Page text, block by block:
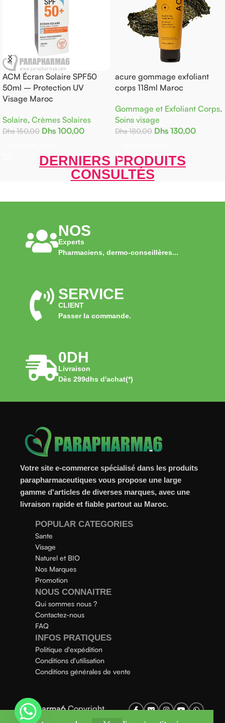
SPF50
UV
acure gommage exfoliant
corps 118ml Maroc
Gommage et Exfoliant Corps ,
Soins visage
Dhs180,00 130,00
AKTIV A-Z
Comprimés –
Compléments
Ajouter Au Panier
DERNIERS PRODUITS
CONSULTÉS
NOS
Experts
Pharmaciens, dermo-conseillères...
SERVICE
CLIENT
Passer la commande.
0DH
Livraison
Dès 299dhs d'achat(*)
Votre site e-commerce spécialisé dans les produits
parapharmaceutiques vous propose une large
gamme d'articles de diverses marques, avec une
livraison rapide et fiable partout au Maroc.
POPULAR CATEGORIES
Sante
Visage
Naturel et BIO
Nos Marques
Promotion
NOUS CONNAITRE
Qui sommes nous ?
Contactez-nous
FAQ
INFOS PRATIQUES
Politique d'expédition
Conditions d'utilisation
Conditions générales de vente
Parapharma6Copyright